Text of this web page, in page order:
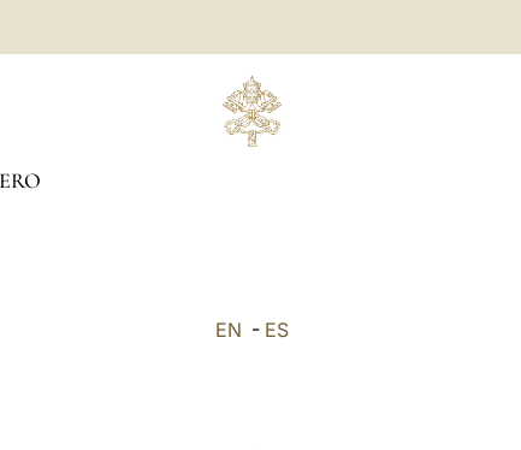
EN - ES